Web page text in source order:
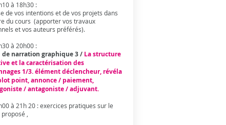
à 18h30 :
de vos intentions et de vos projets dans
du cours (apporter vos travaux
et vos auteurs préférés).
à 20h00 :
de narration graphique 3 / La structure
et la caractérisation des
1/3. élément déclencheur, révéla
point, annonce / paiement,
/ antagoniste / adjuvant.
à 21h 20 : exercices pratiques sur le
,